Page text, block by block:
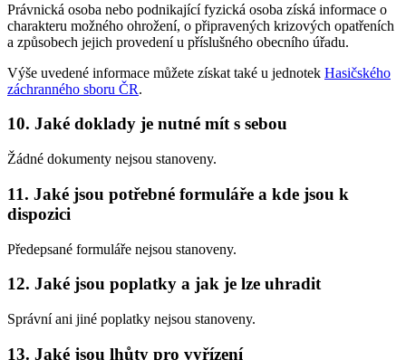
Právnická osoba nebo podnikající fyzická osoba získá informace o
charakteru možného ohrožení, o připravených krizových opatřeních
a způsobech jejich provedení u příslušného obecního úřadu.
Výše uvedené informace můžete získat také u jednotek Hasičského
záchranného sboru ČR.
10. Jaké doklady je nutné mít s sebou
Žádné dokumenty nejsou stanoveny.
11. Jaké jsou potřebné formuláře a kde jsou k
dispozici
Předepsané formuláře nejsou stanoveny.
12. Jaké jsou poplatky a jak je lze uhradit
Správní ani jiné poplatky nejsou stanoveny.
13. Jaké jsou lhůty pro vyřízení